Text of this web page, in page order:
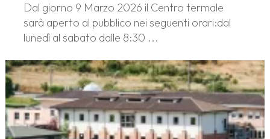
Dal giorno 9 Marzo 2026 il Centro termale
sarà aperto al pubblico nei seguenti orari:dal
lunedì al sabato dalle 8:30 ...